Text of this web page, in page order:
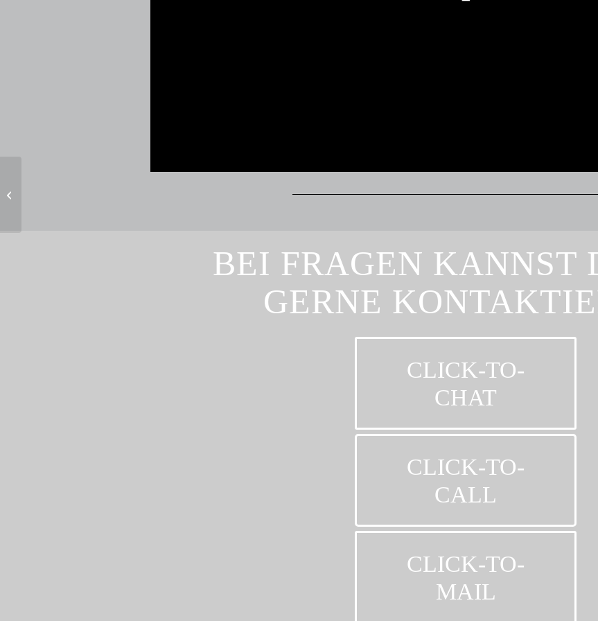
BEI FRAGEN KANNST
GERNE
CLICK-TO-
CHAT
CLICK-TO-
CALL
CLICK-TO-
MAIL